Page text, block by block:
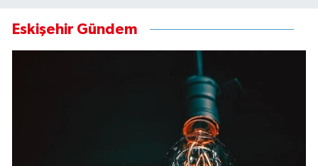
Eskişehir Gündem